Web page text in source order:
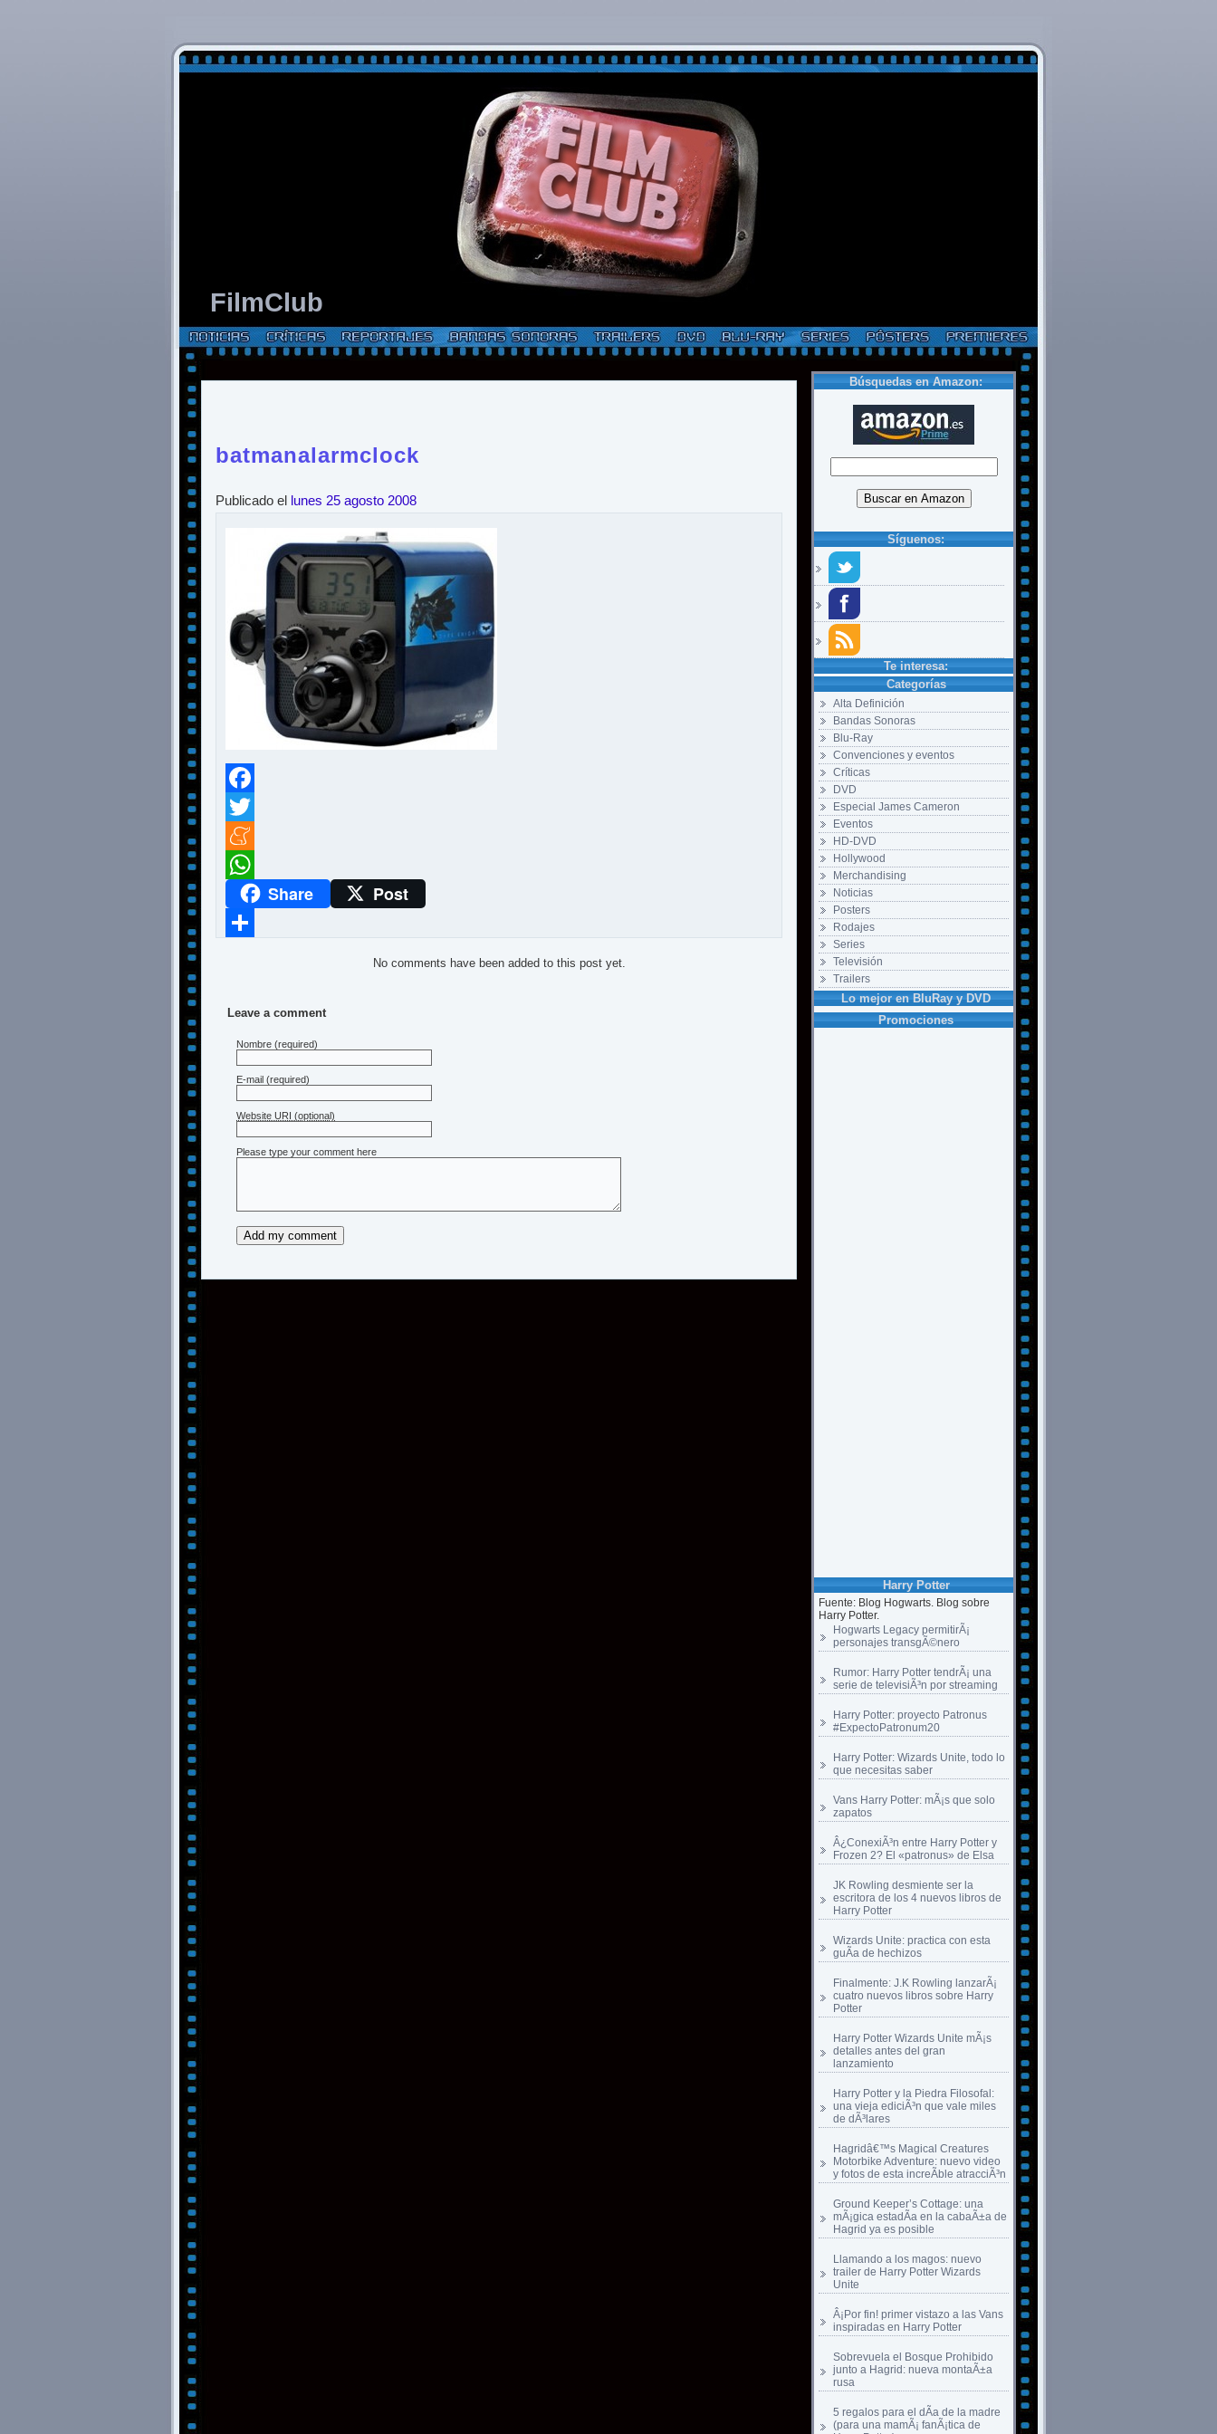
FilmClub
Búsquedas en Amazon:
Síguenos:
Te interesa:
Categorías
Alta Definición
Bandas Sonoras
Blu-Ray
Convenciones y eventos
Críticas
DVD
Especial James Cameron
Eventos
HD-DVD
Hollywood
Merchandising
Noticias
Posters
Rodajes
Series
Televisión
Trailers
Lo mejor en BluRay y DVD
Promociones
Harry Potter
Fuente: Blog Hogwarts. Blog sobre
Harry Potter.
Hogwarts Legacy permitirÃ¡
personajes transgÃ©nero
Rumor: Harry Potter tendrÃ¡ una
serie de televisiÃ³n por streaming
Harry Potter: proyecto Patronus
#ExpectoPatronum20
Harry Potter: Wizards Unite, todo lo
que necesitas saber
Vans Harry Potter: mÃ¡s que solo
zapatos
Â¿ConexiÃ³n entre Harry Potter y
Frozen 2? El «patronus» de Elsa
JK Rowling desmiente ser la
escritora de los 4 nuevos libros de
Harry Potter
Wizards Unite: practica con esta
guÃ­a de hechizos
Finalmente: J.K Rowling lanzarÃ¡
cuatro nuevos libros sobre Harry
Potter
Harry Potter Wizards Unite mÃ¡s
detalles antes del gran
lanzamiento
Harry Potter y la Piedra Filosofal:
una vieja ediciÃ³n que vale miles
de dÃ³lares
Hagridâ€™s Magical Creatures
Motorbike Adventure: nuevo video
y fotos de esta increÃ­ble atracciÃ³n
Ground Keeper’s Cottage: una
mÃ¡gica estadÃ­a en la cabaÃ±a de
Hagrid ya es posible
Llamando a los magos: nuevo
trailer de Harry Potter Wizards
Unite
Â¡Por fin! primer vistazo a las Vans
inspiradas en Harry Potter
Sobrevuela el Bosque Prohibido
junto a Hagrid: nueva montaÃ±a
rusa
5 regalos para el dÃ­a de la madre
(para una mamÃ¡ fanÃ¡tica de
batmanalarmclock
Publicado el lunes 25 agosto 2008
Facebook
Twitter
Meneame
WhatsAppShare Post
No comments have been added to this post yet.
Leave a comment
Nombre (required)
E-mail (required)
Website URI (optional)
Please type your comment here